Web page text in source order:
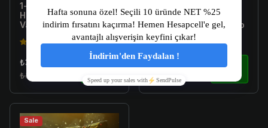
1-10 Skin Arası Random
Hesap [TR Garantili] -
Valorant Random Hesap
4.5(149)
₺37.4925
₺89.99
Arası Random Hesap -
Valorant Random Hesap
4.5(149)
₺97.4925
₺199.99
Sale